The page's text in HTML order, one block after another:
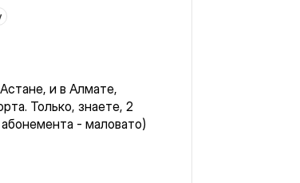
и в Алмате,
Только, знаете, 2
- маловато)